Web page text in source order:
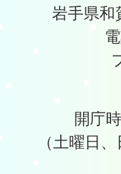
岩手県和
開庁
（土曜日